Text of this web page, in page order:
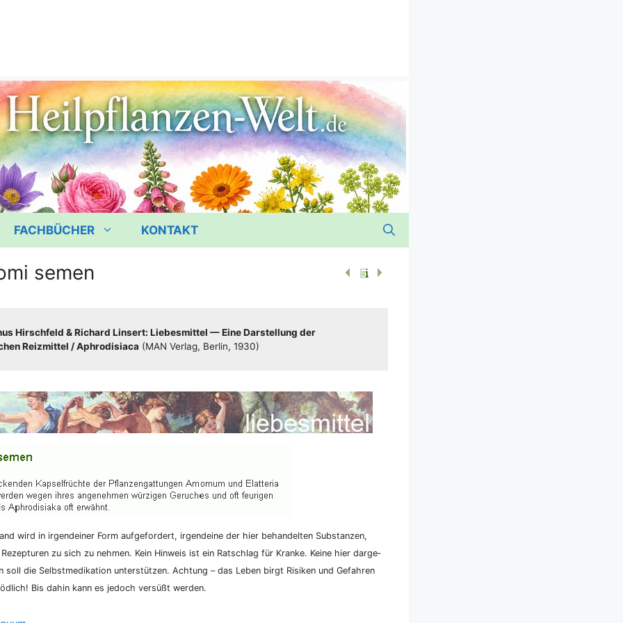
FACHBÜCHER KONTAKT
semen
Hirsch­feld & Richard Lin­sert: Lie­bes­mit­tel — Eine Dar­stel­lung der
Reiz­mit­tel /​​ Aphro­di­sia­ca (MAN Ver­lag, Ber­lin, 1930)
wird in irgend­ei­ner Form auf­ge­for­dert, irgend­ei­ne der hier behan­del­ten Sub­stan­zen,
zu sich zu neh­men. Kein Hin­weis ist ein Rat­schlag für Kran­ke. Kei­ne hier dar­ge­
soll die Selbst­me­di­ka­ti­on unter­stüt­zen. Ach­tung – das Leben birgt Risi­ken und Gefah­ren
Bis dahin kann es jedoch ver­süßt werden.